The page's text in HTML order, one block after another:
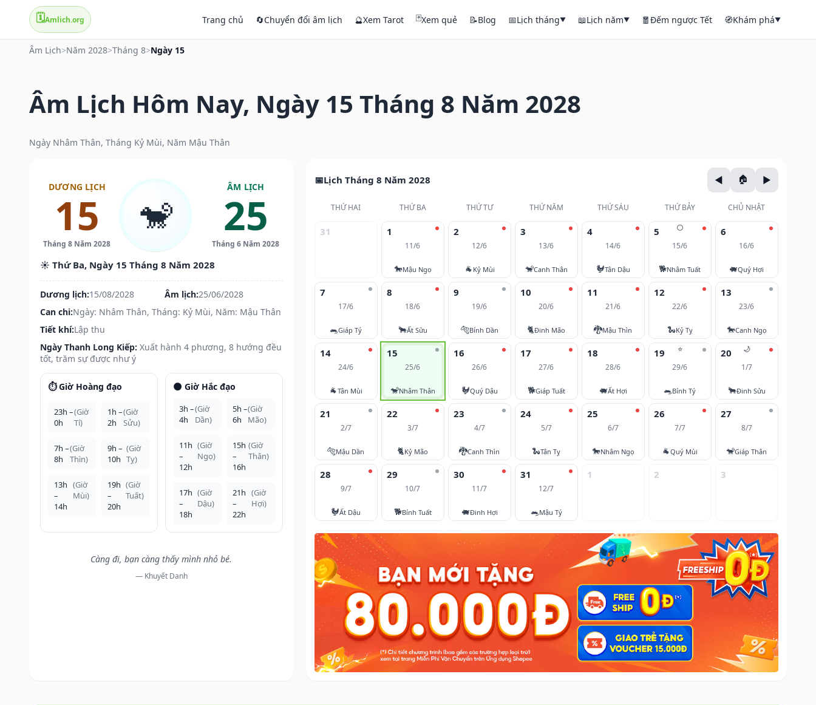
🗓️Amlich.org Trang chủ 🔄Chuyển đổi âm lịch 🔮Xem Tarot 🃏Xem quẻ 📝Blog 📅Lịch tháng▼ 📖Lịch năm▼ 🧧Đếm ngược Tết 🧭Khám phá▼
Âm Lịch>Năm 2028>Tháng 8>Ngày 15
Âm Lịch Hôm Nay, Ngày 15 Tháng 8 Năm 2028
Ngày Nhâm Thân, Tháng Kỷ Mùi, Năm Mậu Thân
DƯƠNG LỊCH
15
Tháng 8 Năm 2028
🐒
ÂM LỊCH
25
Tháng 6 Năm 2028
☀️ Thứ Ba, Ngày 15 Tháng 8 Năm 2028
Dương lịch:15/08/2028 Âm lịch:25/06/2028
Can chi:Ngày: Nhâm Thân, Tháng: Kỷ Mùi, Năm: Mậu Thân
Tiết khí:Lập thu
Ngày Thanh Long Kiếp: Xuất hành 4 phương, 8 hướng đều
tốt, trăm sự được như ý
⏱️ Giờ Hoàng đạo
23h –
0h
(Giờ
Tí)
1h –
2h
(Giờ
Sửu)
7h –
8h
(Giờ
Thìn)
9h –
10h
(Giờ
Tỵ)
13h
–
14h
(Giờ
Mùi)
19h
–
20h
(Giờ
Tuất)
🌑 Giờ Hắc đạo
3h –
4h
(Giờ
Dần)
5h –
6h
(Giờ
Mão)
11h
–
12h
(Giờ
Ngọ)
15h
–
16h
(Giờ
Thân)
17h
–
18h
(Giờ
Dậu)
21h
–
22h
(Giờ
Hợi)
Càng đi, bạn càng thấy mình nhỏ bé.
— Khuyết Danh
Lịch Tháng 8 Năm 2028
THỨ HAI THỨ BA THỨ TƯ THỨ NĂM THỨ SÁU THỨ BẢY CHỦ NHẬT
31 1
11/6
🐎Mậu Ngọ
2
12/6
🐐 Kỷ Mùi
3
13/6
🐒Canh Thân
4
14/6
🐓Tân Dậu
🌕
5
15/6
🐕Nhâm Tuất
6
16/6
🐖Quý Hợi
7
17/6
🐀Giáp Tý
8
18/6
🐂Ất Sửu
9
19/6
🐅Bính Dần
10
20/6
🐈Đinh Mão
11
21/6
🐉Mậu Thìn
12
22/6
🐍Kỷ Tỵ
13
23/6
🐎Canh Ngọ
14
24/6
🐐Tân Mùi
15
25/6
🐒Nhâm Thân
16
26/6
🐓Quý Dậu
17
27/6
🐕Giáp Tuất
18
28/6
🐖Ất Hợi
⭐
19
29/6
🐀Bính Tý
🌙
20
1/7
🐂Đinh Sửu
21
2/7
🐅Mậu Dần
22
3/7
🐈Kỷ Mão
23
4/7
🐉Canh Thìn
24
5/7
🐍Tân Tỵ
25
6/7
🐎Nhâm Ngọ
26
7/7
🐐Quý Mùi
27
8/7
🐒Giáp Thân
28
9/7
🐓Ất Dậu
29
10/7
🐕Bính Tuất
30
11/7
🐖Đinh Hợi
31
12/7
🐀Mậu Tý
1 2 3